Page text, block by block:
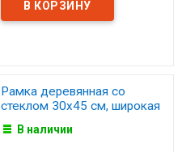
Рамка деревянная со
стеклом 30х45 см, широкая
В наличии